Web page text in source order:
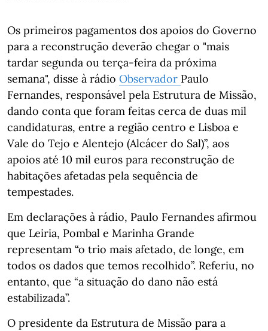
Os primeiros pagamentos dos apoios do Governo
para a reconstrução deverão chegar o "mais
tardar segunda ou terça-feira da próxima
semana", disse à rádio Observador Paulo
Fernandes, responsável pela Estrutura de Missão,
dando conta que foram feitas cerca de duas mil
candidaturas, entre a região centro e Lisboa e
Vale do Tejo e Alentejo (Alcácer do Sal)”, aos
apoios até 10 mil euros para reconstrução de
habitações afetadas pela sequência de
tempestades.
Em declarações à rádio, Paulo Fernandes afirmou
que Leiria, Pombal e Marinha Grande
representam “o trio mais afetado, de longe, em
todos os dados que temos recolhido”. Referiu, no
entanto, que “a situação do dano não está
estabilizada”.
O presidente da Estrutura de Missão para a